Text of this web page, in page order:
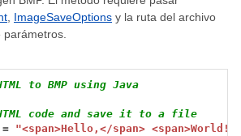
ImageSaveOptions y la ruta del archivo
to BMP using Java
code and save it to a file
= "<span>Hello,</span>